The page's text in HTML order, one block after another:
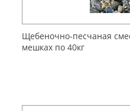
Щебеночно-песчаная
мешках по 40кг